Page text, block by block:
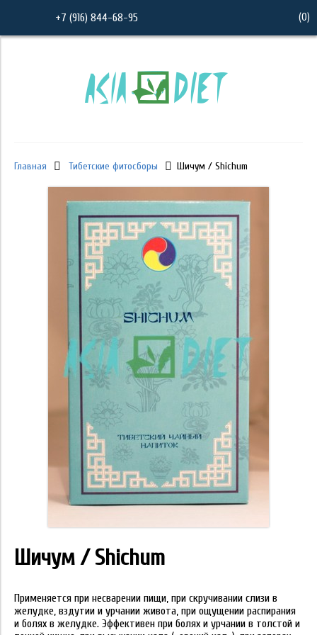
+7 (916) 844-68-95 (0)
Главная Тибетские фитосборы Шичум / Shichum
Шичум / Shichum
Применяется при несварении пищи, при скручивании слизи в
желудке, вздутии и урчании живота, при ощущении распирания
и болях в желудке. Эффективен при болях и урчании в толстой и